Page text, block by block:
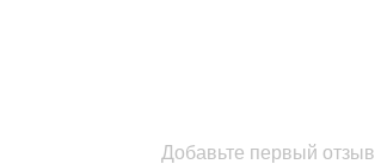
Добавьте первый отзыв